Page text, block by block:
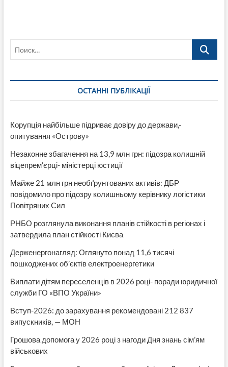
Поиск…
ОСТАННІ ПУБЛІКАЦІЇ
Корупція найбільше підриває довіру до держави,-
опитування «Острову»
Незаконне збагачення на 13,9 млн грн: підозра колишній
віцепрем’єрці- міністерці юстиції
Майже 21 млн грн необґрунтованих активів: ДБР
повідомило про підозру колишньому керівнику логістики
Повітряних Сил
РНБО розглянула виконання планів стійкості в регіонах і
затвердила план стійкості Києва
Держенергонагляд: Оглянуто понад 11,6 тисячі
пошкоджених об’єктів електроенергетики
Виплати дітям переселенців в 2026 році- поради юридичної
служби ГО «ВПО України»
Вступ-2026: до зарахування рекомендовані 212 837
випускників, — МОН
Грошова допомога у 2026 році з нагоди Дня знань сім’ям
військових